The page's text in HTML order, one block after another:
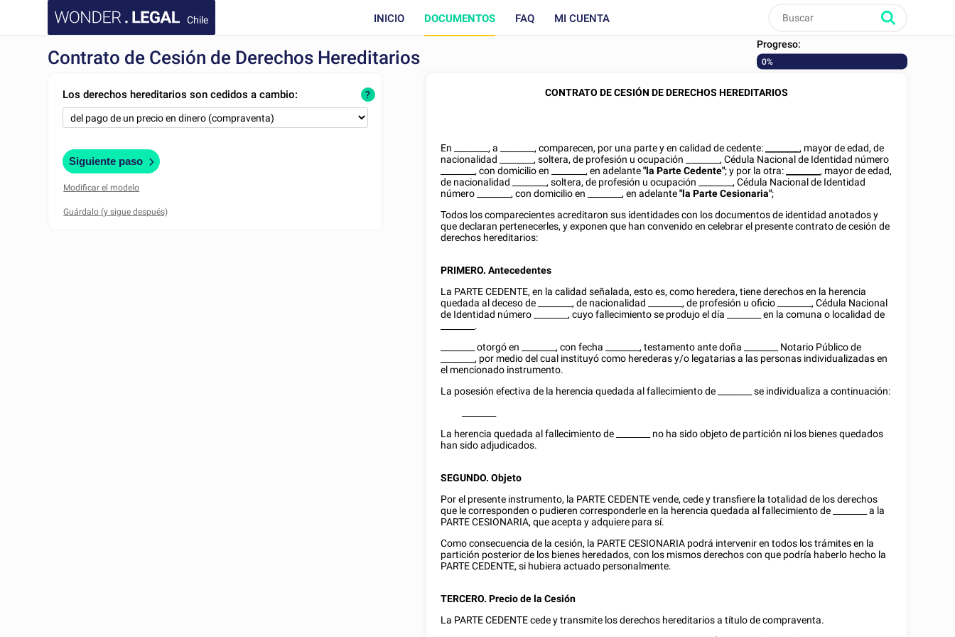
Chile INICIO DOCUMENTOS FAQ MI CUENTA
Contrato de Cesión de Derechos Hereditarios
Progreso:
0%
Los derechos hereditarios son cedidos a cambio: ?
Siguiente paso
Modificar el modelo
CONTRATO DE CESIÓN DE DERECHOS HEREDITARIOS
En , a , comparecen, por una parte y en calidad de cedente:
, mayor de edad, de
nacionalidad
,soltera, de profesión u ocupación ,Cédula Nacional de Identidad número
, con domicilio en , en adelante"la Parte Cedente"; y por la otra:
, mayor de edad,
de nacionalidad
,soltera, de profesión u ocupación ,Cédula Nacional de Identidad
número
, con domicilio en , en adelante"la Parte Cesionaria";
Todos los comparecientes acreditaron sus identidades con los documentos de identidad anotados y
que declaran pertenecerles, y exponen que han convenido en celebrar el presente contrato de cesión de
derechos hereditarios:
PRIMERO. Antecedentes
La PARTE CEDENTE, en la calidad señalada, esto es, como heredera, tiene derechos en la herencia
quedada al deceso de
, de nacionalidad , de profesión u oficio ,Cédula Nacional
de Identidad número , cuyo fallecimiento se produjo el día
en la comuna o localidad de
.
otorgó en , con fecha , testamento ante doña
Notario Público de
, por medio del cual instituyó como herederas y/o legatarias a las personas individualizadas en
el mencionado instrumento.
La posesión efectiva de la herencia quedada al fallecimiento de
se individualiza a continuación:
La herencia quedada al fallecimiento de
no ha sido objeto de partición ni los bienes quedados
han sido adjudicados.
SEGUNDO. Objeto
Por el presente instrumento, la PARTE CEDENTE vende, cede y transfiere la totalidad de los derechos
que le corresponden o pudieren corresponderle en la herencia quedada al fallecimiento de
a la
PARTE CESIONARIA, que acepta y adquiere para sí.
Como consecuencia de la cesión, la PARTE CESIONARIA podrá intervenir en todos los trámites en la
partición posterior de los bienes heredados, con los mismos derechos con que podría haberlo hecho la
PARTE CEDENTE, si hubiera actuado personalmente.
TERCERO. Precio de la Cesión
La PARTE CEDENTE cede y transmite los derechos hereditarios a título de compraventa.